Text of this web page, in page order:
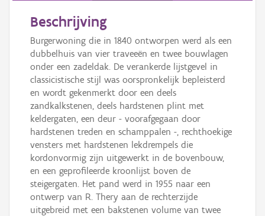
Beschrijving
Burgerwoning die in 1840 ontworpen werd als een
dubbelhuis van vier traveeën en twee bouwlagen
onder een zadeldak. De verankerde lijstgevel in
classicistische stijl was oorspronkelijk bepleisterd
en wordt gekenmerkt door een deels
zandkalkstenen, deels hardstenen plint met
keldergaten, een deur - voorafgegaan door
hardstenen treden en schamppalen -, rechthoekige
vensters met hardstenen lekdrempels die
kordonvormig zijn uitgewerkt in de bovenbouw,
en een geprofileerde kroonlijst boven de
steigergaten. Het pand werd in 1955 naar een
ontwerp van R. Thery aan de rechterzijde
uitgebreid met een bakstenen volume van twee